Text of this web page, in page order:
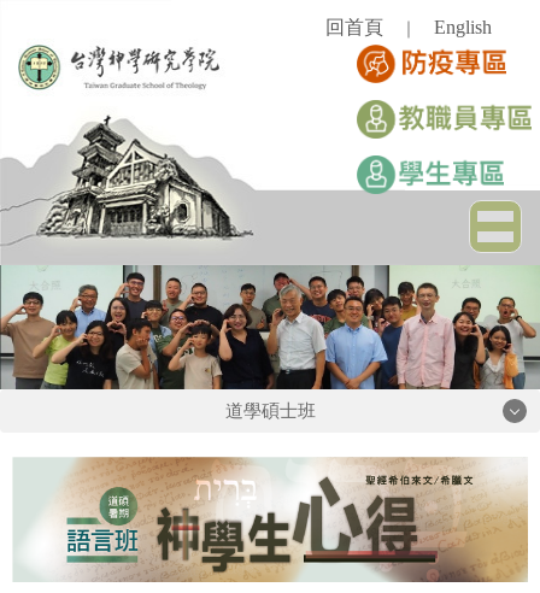
主
區
回首頁 English
道學碩士班
道學碩士班
宗旨